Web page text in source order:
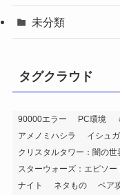
未分類
タグクラウド
90000エラー PC環境
アメノミハシラ
イシュ
クリスタルタワー：闇の世
スターウォーズ：エピソ
ナイト
ネタもの ペア